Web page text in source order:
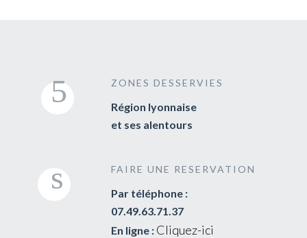
ZONES DESSERVIES
Région lyonnaise
et ses alentours
FAIRE UNE RESERVATION
Par téléphone :
07.49.63.71.37
En ligne : Cliquez-ici